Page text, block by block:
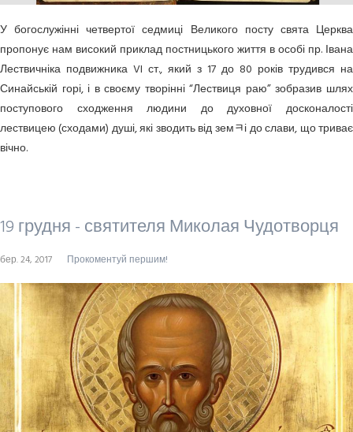
У богослужінні четвертої седмиці Великого посту свята Церква
пропонує нам високий приклад постницького життя в особі пр. Івана
Лествичніка подвижника VI ст., який з 17 до 80 років трудився на
Синайській горі, і в своєму творінні “Лествиця раю” зобразив шлях
поступового сходження людини до духовної досконалості
лествицею (сходами) душі, які зводить від земﾻі до слави, що триває
вічно.
19 грудня - святителя Миколая Чудотворця
бер. 24, 2017 Прокоментуй першим!